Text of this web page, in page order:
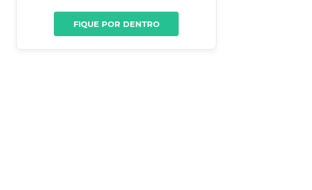
FIQUE POR DENTRO